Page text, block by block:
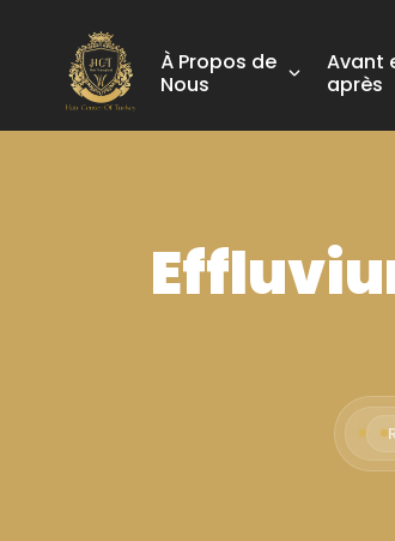
À Propos de
Nous
Avant
après